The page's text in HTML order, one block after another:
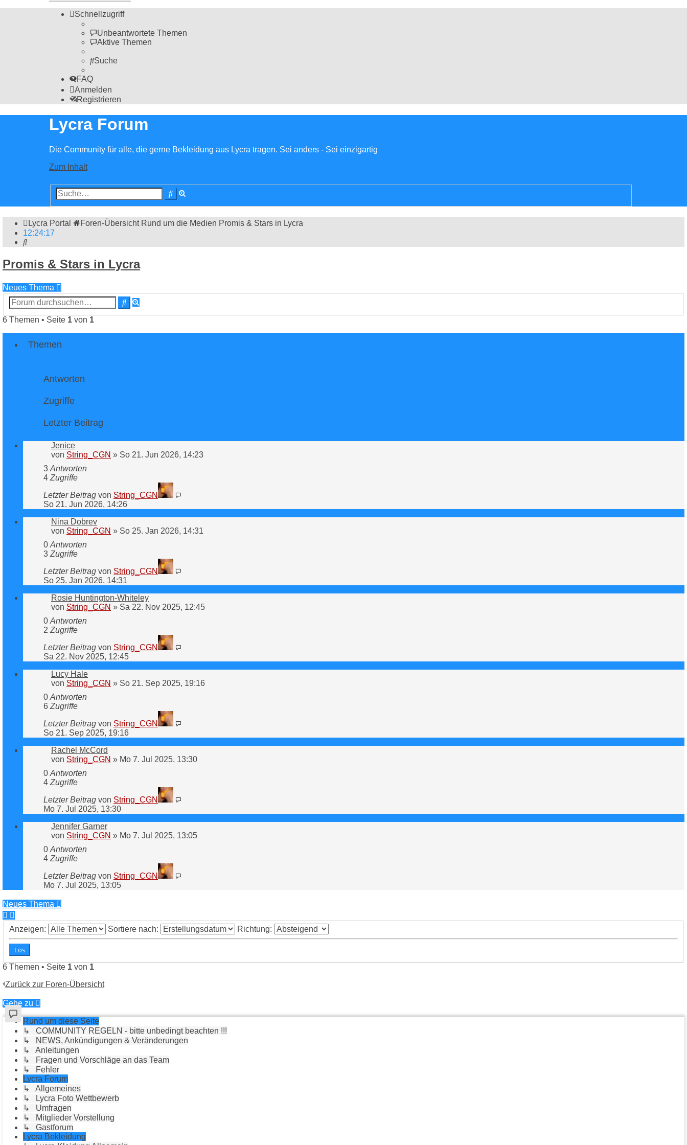
Schnellzugriff
Unbeantwortete Themen
Aktive Themen
Suche
FAQ
Anmelden
Registrieren
Lycra Forum
Die Community für alle, die gerne Bekleidung aus Lycra tragen. Sei anders - Sei einzigartig
Zum Inhalt
Suche
Lycra Portal Foren-Übersicht Rund um die Medien Promis & Stars in Lycra
12:24:17
Suche
Promis & Stars in Lycra
Neues Thema
SucheErweiterte
Suche
6 Themen • Seite 1 von 1
Themen
Antworten
Zugriffe
Letzter Beitrag
Jenice
von String_CGN » So 21. Jun 2026, 14:23
3 Antworten
4 Zugriffe
Letzter Beitrag von String_CGN
So 21. Jun 2026, 14:26
Nina Dobrev
von String_CGN » So 25. Jan 2026, 14:31
0 Antworten
3 Zugriffe
Letzter Beitrag von String_CGN
So 25. Jan 2026, 14:31
Rosie Huntington-Whiteley
von String_CGN » Sa 22. Nov 2025, 12:45
0 Antworten
2 Zugriffe
Letzter Beitrag von String_CGN
Sa 22. Nov 2025, 12:45
Lucy Hale
von String_CGN » So 21. Sep 2025, 19:16
0 Antworten
6 Zugriffe
Letzter Beitrag von String_CGN
So 21. Sep 2025, 19:16
Rachel McCord
von String_CGN » Mo 7. Jul 2025, 13:30
0 Antworten
4 Zugriffe
Letzter Beitrag von String_CGN
Mo 7. Jul 2025, 13:30
Jennifer Garner
von String_CGN » Mo 7. Jul 2025, 13:05
0 Antworten
4 Zugriffe
Letzter Beitrag von String_CGN
Mo 7. Jul 2025, 13:05
Neues Thema
Anzeigen: Sortiere nach: Richtung:
6 Themen • Seite 1 von 1
Zurück zur Foren-Übersicht
Gehe zu
Rund um diese Seite
↳ COMMUNITY REGELN - bitte unbedingt beachten !!!
↳ NEWS, Ankündigungen & Veränderungen
↳ Anleitungen
↳ Fragen und Vorschläge an das Team
↳ Fehler
Lycra Forum
↳ Allgemeines
↳ Lycra Foto Wettbewerb
↳ Umfragen
↳ Mitglieder Vorstellung
↳ Gastforum
Lycra Bekleidung